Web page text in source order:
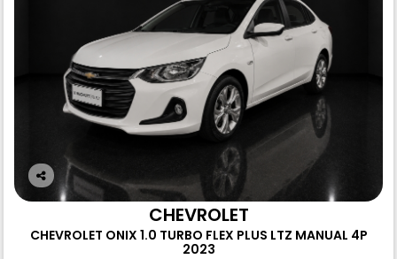
Co
rtil
CHEVROLET
CHEVROLET ONIX 1.0 TURBO FLEX PLUS LTZ MANUAL 4P
2023